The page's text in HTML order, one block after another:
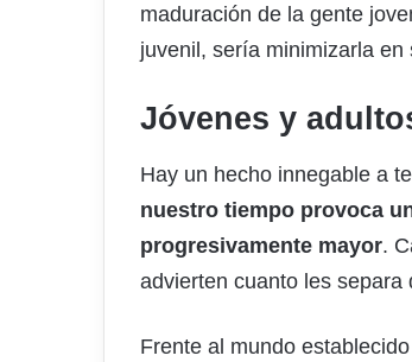
maduración de la gente
juvenil, sería minimizarla
Jóvenes y
Hay un hecho innegable a
nuestro tiempo provoca
progresivamente mayor.
advierten cuanto les
Frente al mundo